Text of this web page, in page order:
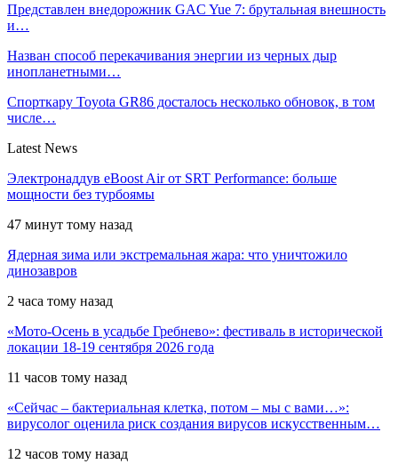
Представлен внедорожник GAC Yue 7: брутальная внешность
и…
Назван способ перекачивания энергии из черных дыр
инопланетными…
Спорткару Toyota GR86 досталось несколько обновок, в том
числе…
Latest News
Электронаддув eBoost Air от SRT Performance: больше
мощности без турбоямы
47 минут тому назад
Ядерная зима или экстремальная жара: что уничтожило
динозавров
2 часа тому назад
«Мото-Осень в усадьбе Гребнево»: фестиваль в исторической
локации 18-19 сентября 2026 года
11 часов тому назад
«Сейчас – бактериальная клетка, потом – мы с вами…»:
вирусолог оценила риск создания вирусов искусственным…
12 часов тому назад